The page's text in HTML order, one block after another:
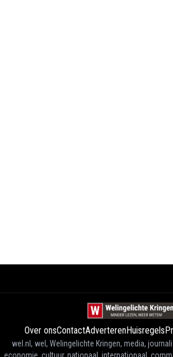
Over onsContactAdverterenHuisregels
wel.nl, wel, Welingelichte Kringen, media,